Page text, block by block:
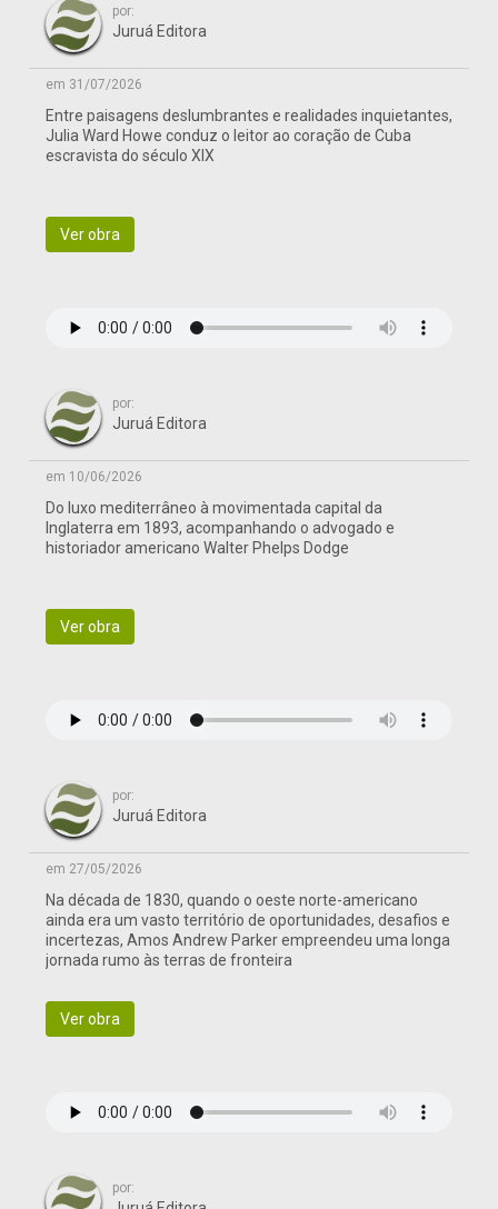
por:
Juruá Editora
em 31/07/2026
Entre paisagens deslumbrantes e realidades inquietantes,
Julia Ward Howe conduz o leitor ao coração de Cuba
escravista do século XIX
Ver obra
por:
Juruá Editora
em 10/06/2026
Do luxo mediterrâneo à movimentada capital da
Inglaterra em 1893, acompanhando o advogado e
historiador americano Walter Phelps Dodge
Ver obra
por:
Juruá Editora
em 27/05/2026
Na década de 1830, quando o oeste norte-americano
ainda era um vasto território de oportunidades, desafios e
incertezas, Amos Andrew Parker empreendeu uma longa
jornada rumo às terras de fronteira
Ver obra
por: